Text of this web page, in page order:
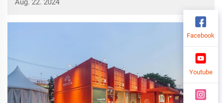
erişilemez bir noktadadır. Peki ya size güzel, çevre dostu
söylesek...
Aug. 22. 2024
Facebook
Youtube